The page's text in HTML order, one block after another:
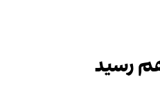
رسید